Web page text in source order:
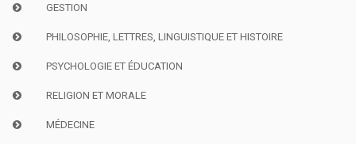
GESTION
PHILOSOPHIE, LETTRES, LINGUISTIQUE ET HISTOIRE
PSYCHOLOGIE ET ÉDUCATION
RELIGION ET MORALE
MÉDECINE